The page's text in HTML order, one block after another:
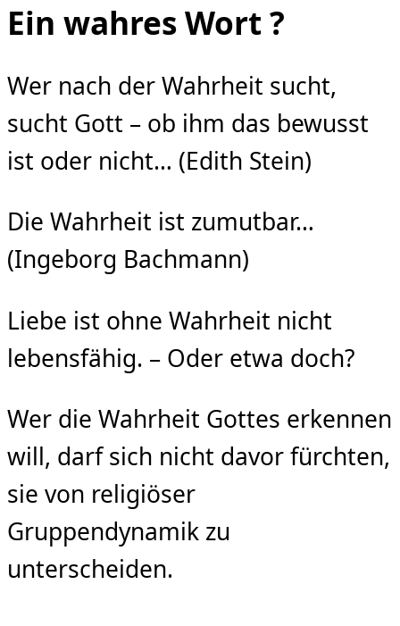
Ein wahres Wort ?
Wer nach der Wahrheit sucht,
sucht Gott – ob ihm das bewusst
ist oder nicht… (Edith Stein)
Die Wahrheit ist zumutbar…
(Ingeborg Bachmann)
Liebe ist ohne Wahrheit nicht
lebensfähig. – Oder etwa doch?
Wer die Wahrheit Gottes erkennen
will, darf sich nicht davor fürchten,
sie von religiöser
Gruppendynamik zu
unterscheiden.